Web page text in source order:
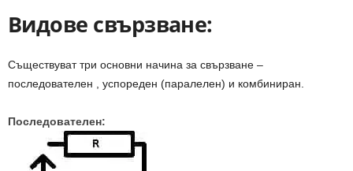
Видове свързване:
Съществуват три основни начина за свързване –
последователен , успореден (паралелен) и комбиниран.
Последователен: